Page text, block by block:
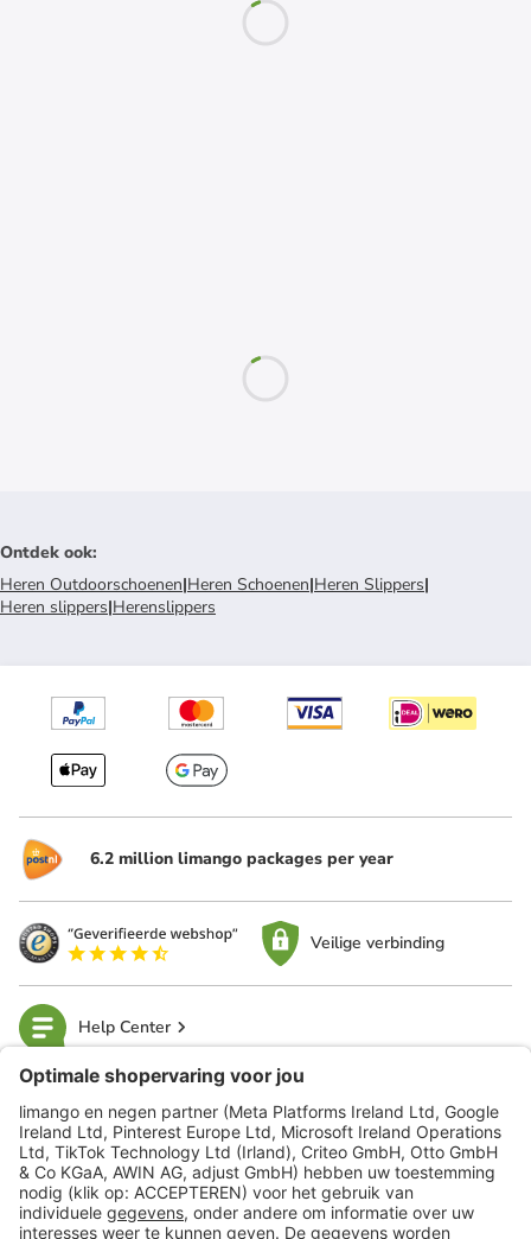
Ontdek ook:
Heren Outdoorschoenen|Heren Schoenen|Heren Slippers|
Heren slippers|Herenslippers
6.2 million limango packages per year
Veilige verbinding
Help Center
limango
Veilig winkelen
Klantenservice